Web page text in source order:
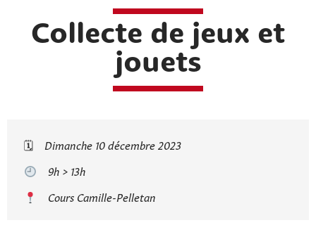
Collecte de jeux et
jouets
🗓
Dimanche 10 décembre 2023
9h > 13h
Cours Camille-Pelletan